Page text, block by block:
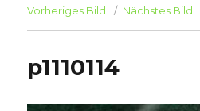
Vorheriges Bild Nächstes Bild
p1110114